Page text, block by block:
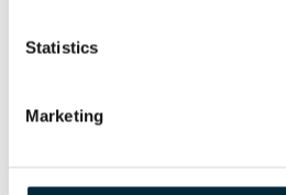
Statistics
Marketing